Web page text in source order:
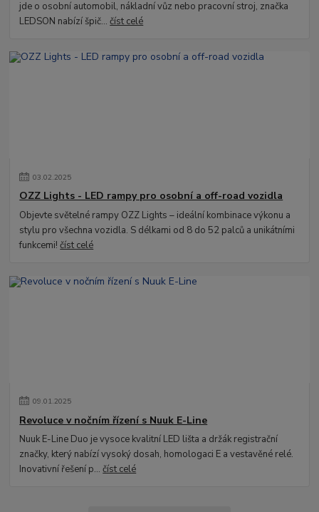
jde o osobní automobil, nákladní vůz nebo pracovní stroj, značka
LEDSON nabízí špič...číst celé
03.02.2025
OZZ Lights - LED rampy pro osobní a off-road vozidla
Objevte světelné rampy OZZ Lights – ideální kombinace výkonu a
stylu pro všechna vozidla. S délkami od 8 do 52 palců a unikátními
funkcemi!číst celé
09.01.2025
Revoluce v nočním řízení s Nuuk E-Line
Nuuk E-Line Duo je vysoce kvalitní LED lišta a držák registrační
značky, který nabízí vysoký dosah, homologaci E a vestavěné relé.
Inovativní řešení p...číst celé